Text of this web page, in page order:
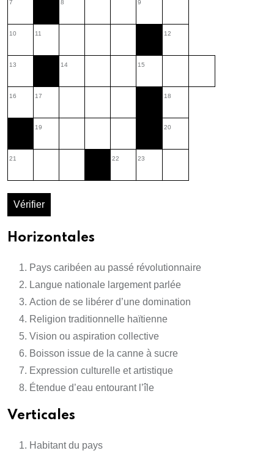
7 8 9
10 11 12
13 14 15
16 17 18
19 20
21 22 23
Vérifier
Horizontales
Pays caribéen au passé révolutionnaire
Langue nationale largement parlée
Action de se libérer d’une domination
Religion traditionnelle haïtienne
Vision ou aspiration collective
Boisson issue de la canne à sucre
Expression culturelle et artistique
Étendue d’eau entourant l’île
Verticales
Habitant du pays